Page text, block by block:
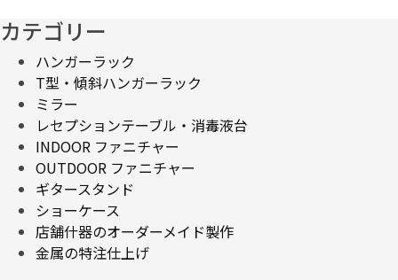
カテゴリー
ハンガーラック
T型・傾斜ハンガーラック
ミラー
レセプションテーブル・消毒液台
INDOOR ファニチャー
OUTDOOR ファニチャー
ギタースタンド
ショーケース
店舗什器のオーダーメイド製作
金属の特注仕上げ